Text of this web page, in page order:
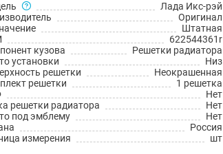
Лада Икс-рэй
Оригинал
Штатная
622544361r
кузова
Решетки радиатора
установки
Низ
решетки
Неокрашенная
решетки
1 решетка
Нет
решетки радиатора
Нет
под эмблему
Нет
Россия
измерения
шт